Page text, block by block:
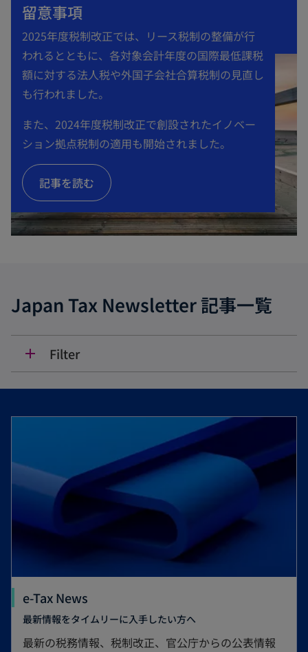
留意事項
2025年度税制改正では、リース税制の整備が行
われるとともに、各対象会計年度の国際最低課税
額に対する法人税や外国子会社合算税制の見直し
も行われました。
また、2024年度税制改正で創設されたイノベー
ション拠点税制の適用も開始されました。
記事を読む
Japan Tax Newsletter 記事一覧
add Filter
e-Tax News
最新情報をタイムリーに入手したい方へ
最新の税務情報、税制改正、官公庁からの公表情報